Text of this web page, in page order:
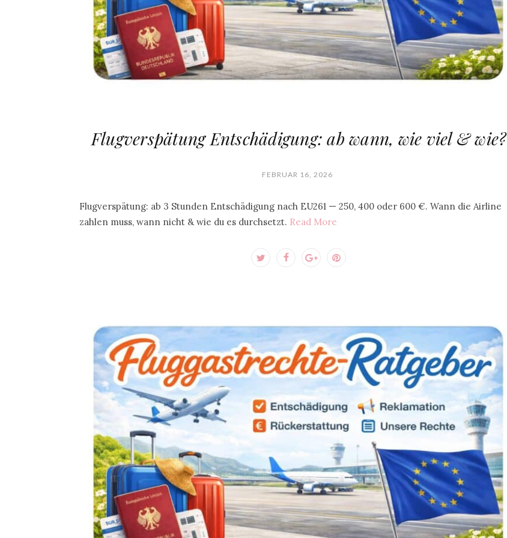
Flugverspätung Entschädigung: ab wann, wie viel & wie?
FEBRUAR 16, 2026
Flugverspätung: ab 3 Stunden Entschädigung nach EU261 — 250, 400 oder 600 €. Wann die Airline
zahlen muss, wann nicht & wie du es durchsetzt. Read More